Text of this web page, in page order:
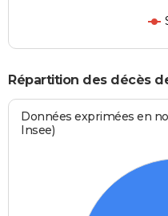
Répartition des décès
Données exprimées en
Insee)